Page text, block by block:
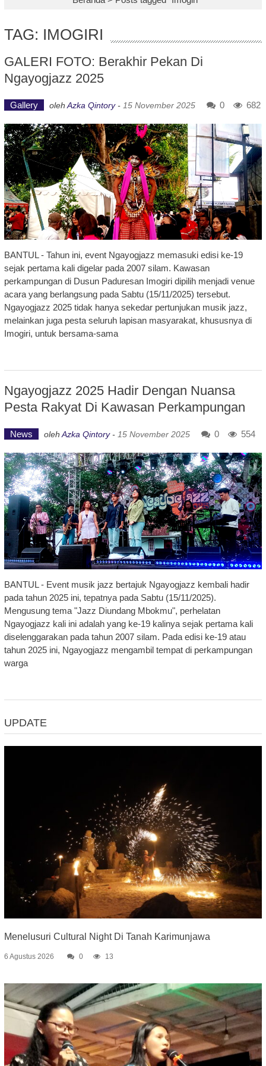
TAG: IMOGIRI
GALERI FOTO: Berakhir Pekan Di
Ngayogjazz 2025
Gallery oleh Azka Qintory- 15 November 2025 0 682
BANTUL - Tahun ini, event Ngayogjazz memasuki edisi ke-19
sejak pertama kali digelar pada 2007 silam. Kawasan
perkampungan di Dusun Paduresan Imogiri dipilih menjadi venue
acara yang berlangsung pada Sabtu (15/11/2025) tersebut.
Ngayogjazz 2025 tidak hanya sekedar pertunjukan musik jazz,
melainkan juga pesta seluruh lapisan masyarakat, khususnya di
Imogiri, untuk bersama-sama
Ngayogjazz 2025 Hadir Dengan Nuansa
Pesta Rakyat Di Kawasan Perkampungan
News olehAzka Qintory- 15 November 2025 0 554
BANTUL - Event musik jazz bertajuk Ngayogjazz kembali hadir
pada tahun 2025 ini, tepatnya pada Sabtu (15/11/2025).
Mengusung tema "Jazz Diundang Mbokmu", perhelatan
Ngayogjazz kali ini adalah yang ke-19 kalinya sejak pertama kali
diselenggarakan pada tahun 2007 silam. Pada edisi ke-19 atau
tahun 2025 ini, Ngayogjazz mengambil tempat di perkampungan
warga
UPDATE
Menelusuri Cultural Night Di Tanah Karimunjawa
6 Agustus 2026 0 13